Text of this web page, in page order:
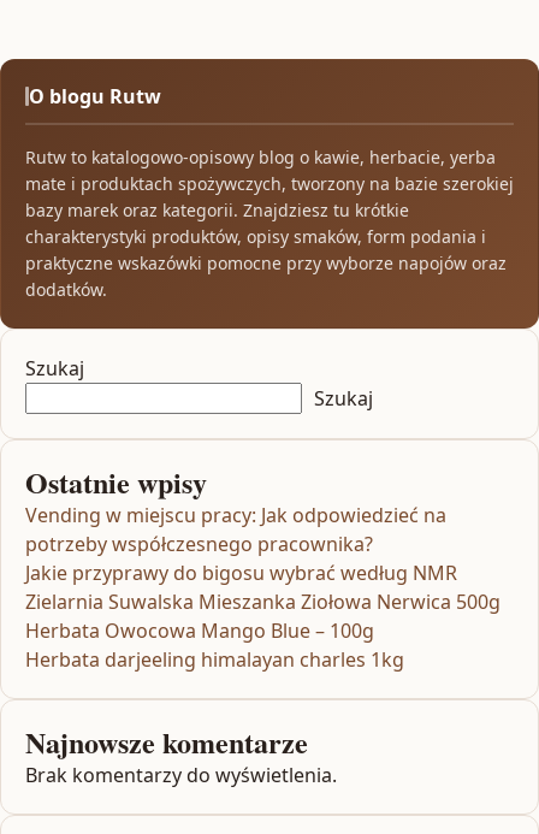
O blogu Rutw
Rutw to katalogowo-opisowy blog o kawie, herbacie, yerba
mate i produktach spożywczych, tworzony na bazie szerokiej
bazy marek oraz kategorii. Znajdziesz tu krótkie
charakterystyki produktów, opisy smaków, form podania i
praktyczne wskazówki pomocne przy wyborze napojów oraz
dodatków.
Szukaj
Szukaj
Ostatnie wpisy
Vending w miejscu pracy: Jak odpowiedzieć na
potrzeby współczesnego pracownika?
Jakie przyprawy do bigosu wybrać według NMR
Zielarnia Suwalska Mieszanka Ziołowa Nerwica 500g
Herbata Owocowa Mango Blue – 100g
Herbata darjeeling himalayan charles 1kg
Najnowsze komentarze
Brak komentarzy do wyświetlenia.